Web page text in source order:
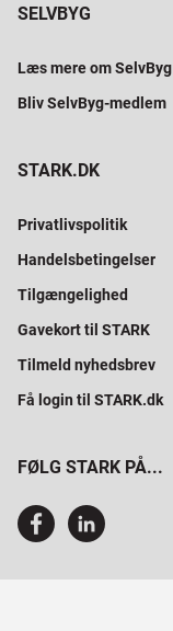
SELVBYG
Læs mere om SelvByg
Bliv SelvByg-medlem
STARK.DK
Privatlivspolitik
Handelsbetingelser
Tilgængelighed
Gavekort til STARK
Tilmeld nyhedsbrev
Få login til STARK.dk
FØLG STARK PÅ...